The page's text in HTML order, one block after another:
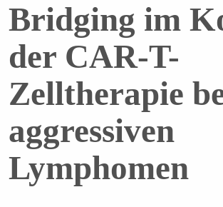
Bridging im
der CAR-T-
Zelltherapie
aggressiven
Lymphomen